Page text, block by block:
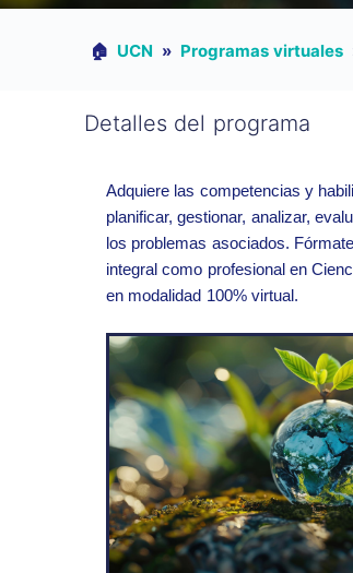
🏠︎ UCN » Programas virtuales
Detalles del programa
Adquiere las competencias y
planificar, gestionar, analizar,
los problemas asociados.
integral como profesional en
en modalidad 100% virtual.